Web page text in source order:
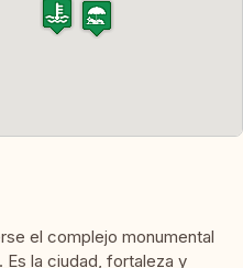
el complejo monumental
Es la ciudad, fortaleza y